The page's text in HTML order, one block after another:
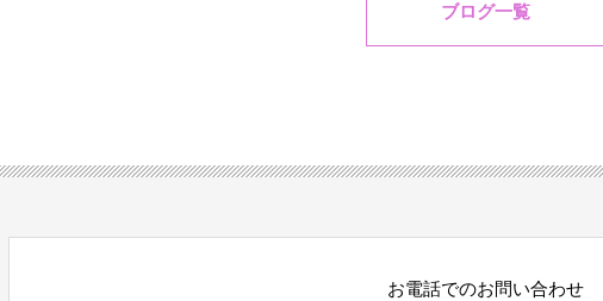
ブログ一覧
お電話でのお問い合わせ